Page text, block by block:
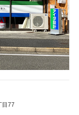
目77